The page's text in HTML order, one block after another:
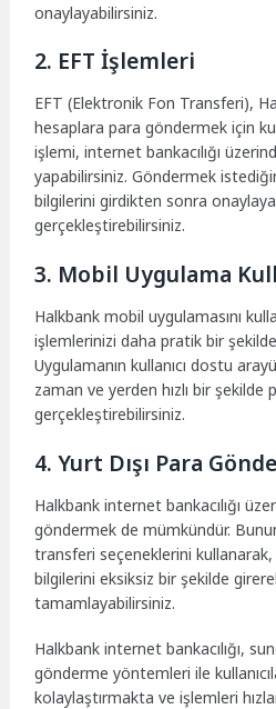
onaylayabilirsiniz.
2. EFT İşlemleri
EFT (Elektronik Fon Transferi),
hesaplara para göndermek için
işlemi, internet bankacılığı
yapabilirsiniz. Göndermek
bilgilerini girdikten sonra
gerçekleştirebilirsiniz.
3. Mobil Uygulama
Halkbank mobil uygulamasını
işlemlerinizi daha pratik bir
Uygulamanın kullanıcı dostu
zaman ve yerden hızlı bir şekilde
gerçekleştirebilirsiniz.
4. Yurt Dışı Para
Halkbank internet bankacılığı
göndermek de mümkündür.
transferi seçeneklerini kullanarak,
bilgilerini eksiksiz bir şekilde
tamamlayabilirsiniz.
Halkbank internet bankacılığı,
gönderme yöntemleri ile
kolaylaştırmakta ve işlemleri